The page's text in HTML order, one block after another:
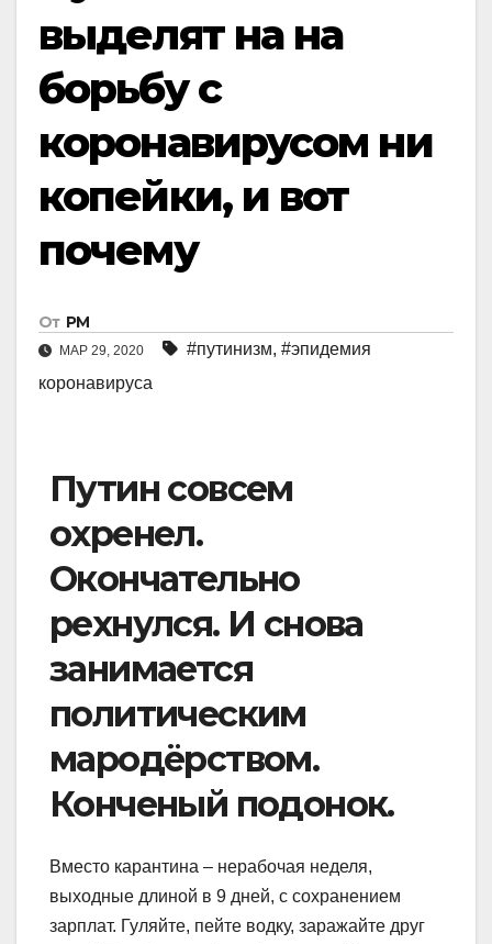
выделят на на
борьбу с
коронавирусом ни
копейки, и вот
почему
От РМ
МАР 29, 2020 #путинизм, #эпидемия
коронавируса
Путин совсем
охренел.
Окончательно
рехнулся. И снова
занимается
политическим
мародёрством.
Конченый подонок.
Вместо карантина – нерабочая неделя,
выходные длиной в 9 дней, с сохранением
зарплат. Гуляйте, пейте водку, заражайте друг